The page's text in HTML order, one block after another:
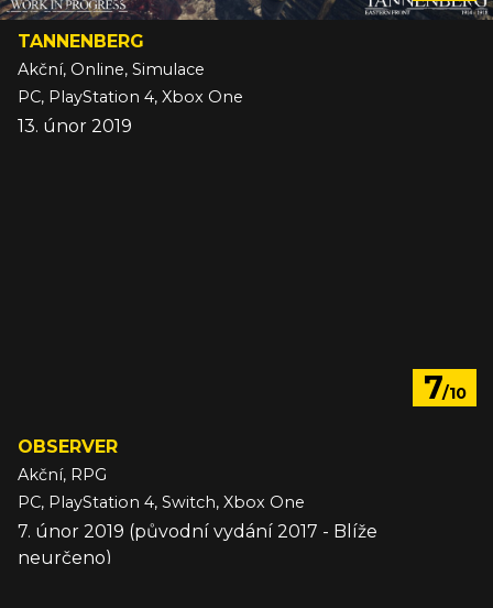
TANNENBERG
Akční, Online, Simulace
PC, PlayStation 4, Xbox One
13. únor 2019
7/10
OBSERVER
Akční, RPG
PC, PlayStation 4, Switch, Xbox One
7. únor 2019 (původní vydání 2017 - Blíže
neurčeno)